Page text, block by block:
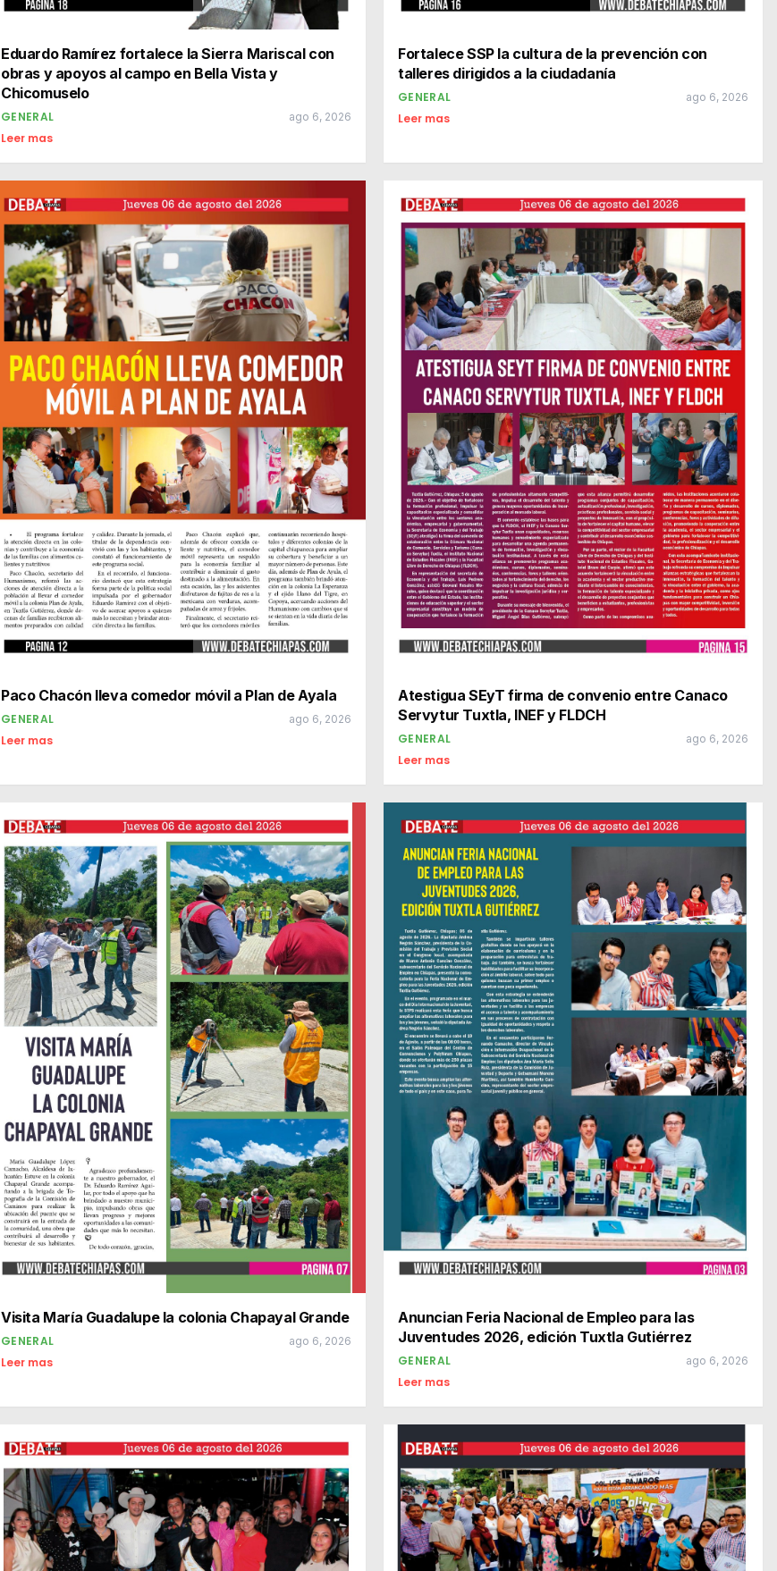
Eduardo Ramírez fortalece la Sierra Mariscal con
obras y apoyos al campo en Bella Vista y
Chicomuselo
GENERAL ago 6, 2026
Leer mas
Fortalece SSP la cultura de la prevención con
talleres dirigidos a la ciudadanía
GENERAL ago 6, 2026
Leer mas
Paco Chacón lleva comedor móvil a Plan de Ayala
GENERAL ago 6, 2026
Leer mas
Atestigua SEyT firma de convenio entre Canaco
Servytur Tuxtla, INEF y FLDCH
GENERAL ago 6, 2026
Leer mas
Visita María Guadalupe la colonia Chapayal Grande
GENERAL ago 6, 2026
Leer mas
Anuncian Feria Nacional de Empleo para las
Juventudes 2026, edición Tuxtla Gutiérrez
GENERAL ago 6, 2026
Leer mas